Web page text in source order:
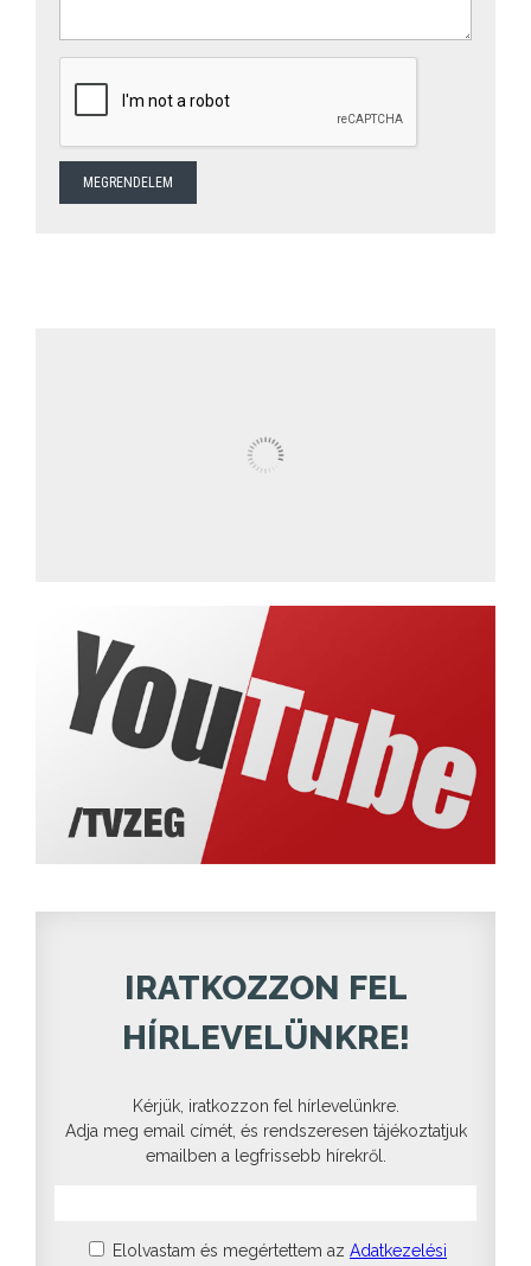
IRATKOZZON FEL
HÍRLEVELÜNKRE!
Kérjük, iratkozzon fel hírlevelünkre.
Adja meg email címét, és rendszeresen tájékoztatjuk
emailben a legfrissebb hírekről.
Elolvastam és megértettem az Adatkezelési